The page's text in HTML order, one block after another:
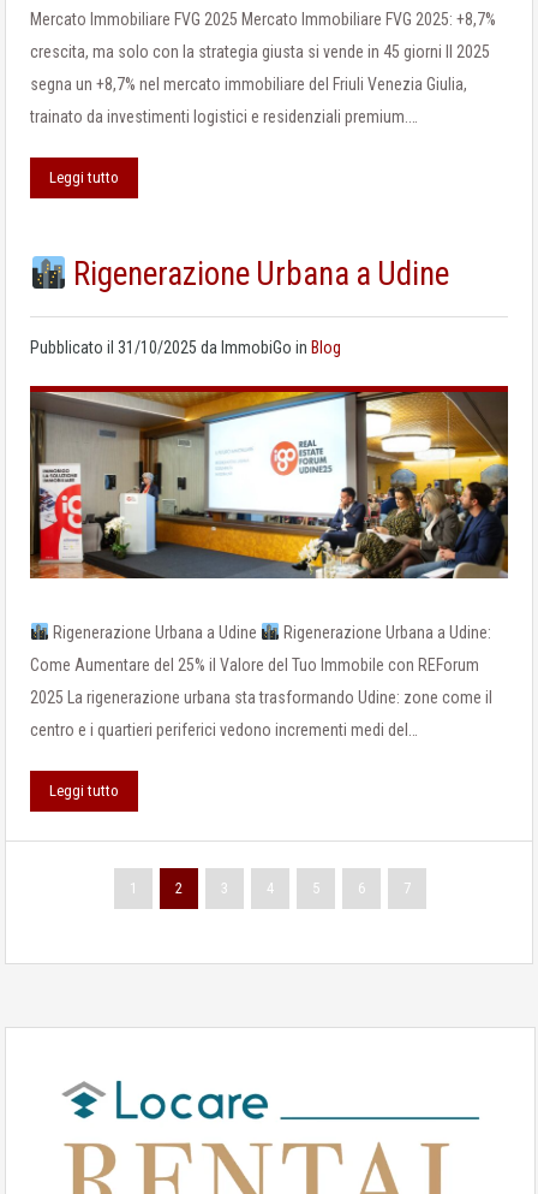
Mercato Immobiliare FVG 2025 Mercato Immobiliare FVG 2025: +8,7%
crescita, ma solo con la strategia giusta si vende in 45 giorni Il 2025
segna un +8,7% nel mercato immobiliare del Friuli Venezia Giulia,
trainato da investimenti logistici e residenziali premium.…
Leggi tutto
Rigenerazione Urbana a Udine
Pubblicato il 31/10/2025 da ImmobiGo in Blog
Rigenerazione Urbana a Udine
Rigenerazione Urbana a Udine:
Come Aumentare del 25% il Valore del Tuo Immobile con REForum
2025 La rigenerazione urbana sta trasformando Udine: zone come il
centro e i quartieri periferici vedono incrementi medi del…
Leggi tutto
1 2 3 4 5 6 7